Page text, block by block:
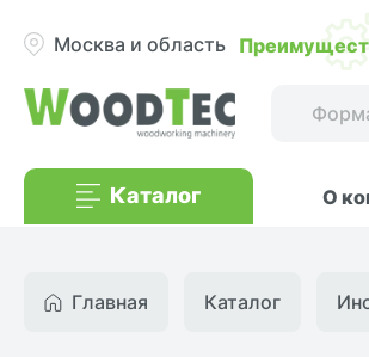
Москва и область
Каталог О
Главная Каталог